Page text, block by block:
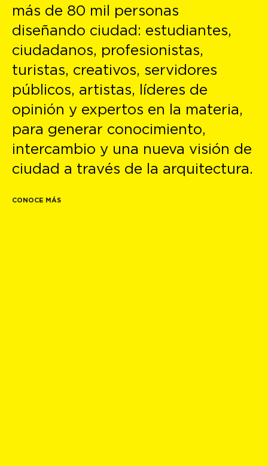
más de 80 mil personas
diseñando ciudad: estudiantes,
ciudadanos, profesionistas,
turistas, creativos, servidores
públicos, artistas, líderes de
opinión y expertos en la materia,
para generar conocimiento,
intercambio y una nueva visión de
ciudad a través de la arquitectura.
CONOCE MÁS